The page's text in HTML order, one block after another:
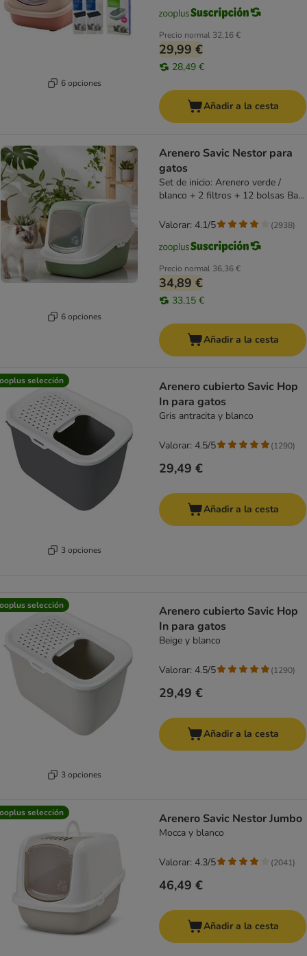
6 opciones
Precio normal 32,16 €
29,99 €
28,49 €
Añadir a la cesta
6 opciones
Arenero Savic Nestor para
gatos
Set de inicio: Arenero verde /
blanco + 2 filtros + 12 bolsas Bag
Precio normal 36,36 €
34,89 €
33,15 €
Valorar: 4.1/5 (2938)
Añadir a la cesta
selección
3 opciones
Arenero cubierto Savic Hop
In para gatos
Gris antracita y blanco
29,49 €
Valorar: 4.5/5 (1290)
Añadir a la cesta
selección
3 opciones
Arenero cubierto Savic Hop
In para gatos
Beige y blanco
29,49 €
Valorar: 4.5/5 (1290)
Añadir a la cesta
selección Arenero Savic Nestor Jumbo
Mocca y blanco
46,49 €
Valorar: 4.3/5 (2041)
Añadir a la cesta